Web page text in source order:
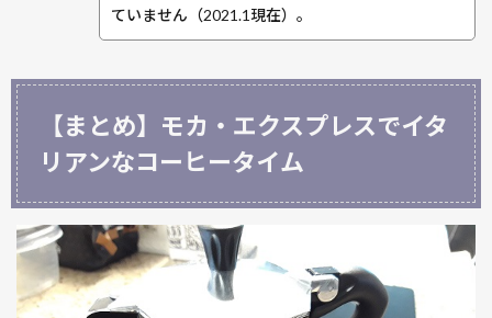
ていません（2021.1現在）。
【まとめ】モカ・エクスプレスでイタ
リアンなコーヒータイム